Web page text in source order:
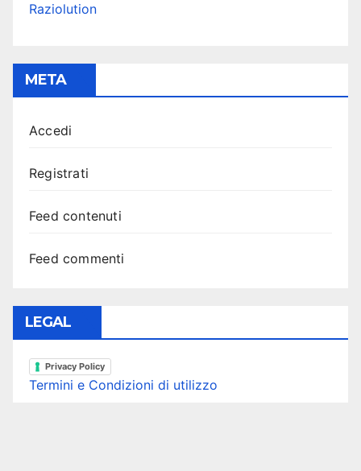
Raziolution
META
Accedi
Registrati
Feed contenuti
Feed commenti
LEGAL
Privacy Policy
Termini e Condizioni di utilizzo